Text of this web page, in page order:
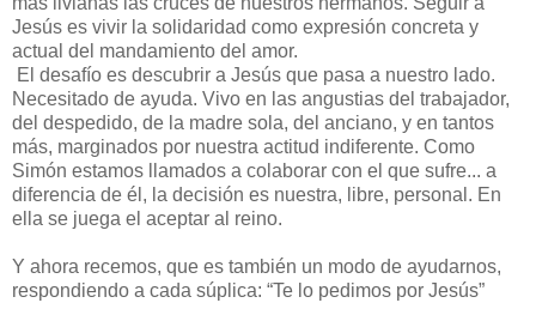
Jesús es vivir la solidaridad como expresión concreta y
actual del mandamiento del amor.
El desafío es descubrir a Jesús que pasa a nuestro lado.
Necesitado de ayuda. Vivo en las angustias del trabajador,
del despedido, de la madre sola, del anciano, y en tantos
más, marginados por nuestra actitud indiferente. Como
Simón estamos llamados a colaborar con el que sufre... a
diferencia de él, la decisión es nuestra, libre, personal. En
ella se juega el aceptar al reino.
Y ahora recemos, que es también un modo de ayudarnos,
respondiendo a cada súplica: “Te lo pedimos por Jesús”